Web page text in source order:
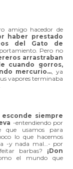
amigo hacedor de
haber prestado
del Gato de
Pero no
arrastraban
cuando gorros,
mercurio… , ya
vapores terminaba
siempre
-entendiendo por
que usamos para
lo que hacemos
-y nada mal…- por
barbas? ¡Don
el mundo que